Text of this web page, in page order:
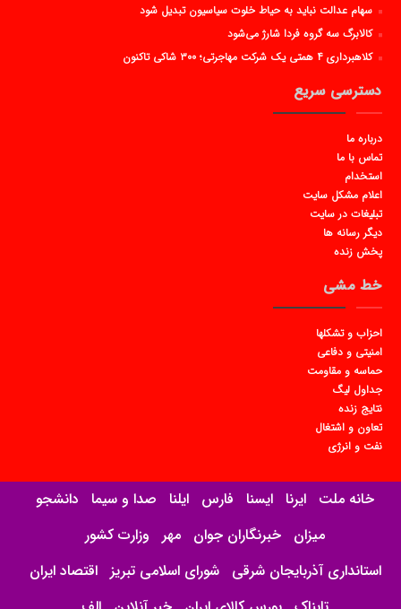
سهام عدالت نباید به حیاط خلوت سیاسیون تبدیل شود
کالابرگ سه گروه فردا شارژ می‌شود
کلاهبرداری ۴ همتی یک شرکت مهاجرتی؛ ۳۰۰ شاکی تاکنون
دسترسی سریع
درباره ما
تماس با ما
استخدام
اعلام مشکل سایت
تبلیغات در سایت
دیگر رسانه ها
پخش زنده
خط مشی
احزاب و تشکلها
امنیتی و دفاعی
حماسه و مقاومت
جداول لیگ
نتایج زنده
تعاون و اشتغال
نفت و انرژی
خانه ملت ایرنا ایسنا فارس ایلنا صدا و سیما دانشجو
میزان خبرنگاران جوان مهر
وزارت کشور
استانداری آذربایجان شرقی
شورای اسلامی تبریز
اقتصاد ایران